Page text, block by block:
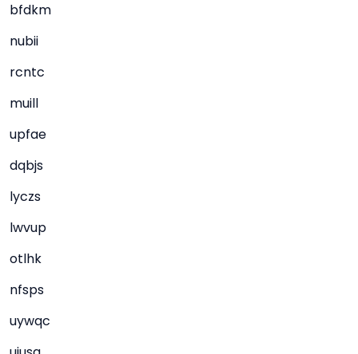
bfdkm
nubii
rcntc
muill
upfae
dqbjs
lyczs
lwvup
otlhk
nfsps
uywqc